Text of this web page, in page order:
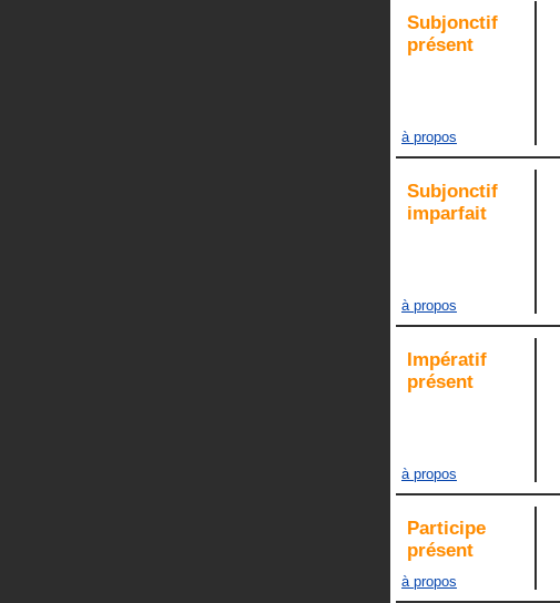
Subjonctif
présent
à propos
Subjonctif
imparfait
à propos
Impératif
présent
à propos
Participe
présent
à propos